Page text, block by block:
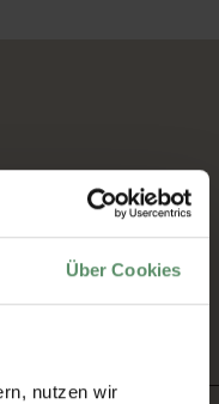
Über Cookies
nutzen wir